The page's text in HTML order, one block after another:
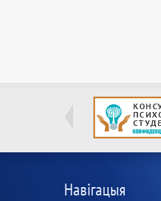
Навігацыя